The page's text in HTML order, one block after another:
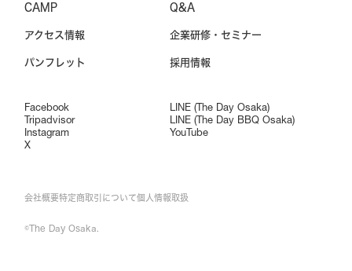
CAMP
アクセス情報
パンフレット
Q&A
企業研修・セミナー
採用情報
Facebook
LINE (The Day Osaka)
Tripadvisor
LINE (The Day BBQ Osaka)
Instagram
YouTube
X
会社概要特定商取引について個人情報取扱
©The Day Osaka.